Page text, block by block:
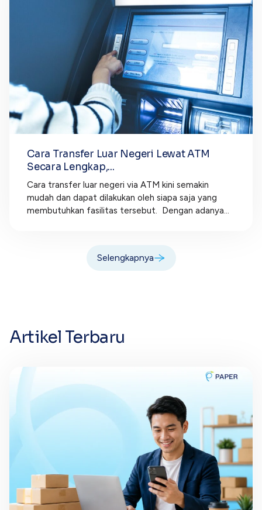
Cara Transfer Luar Negeri Lewat ATM
Secara Lengkap,...
Cara transfer luar negeri via ATM kini semakin
mudah dan dapat dilakukan oleh siapa saja yang
membutuhkan fasilitas tersebut. Dengan adanya...
Selengkapnya
Artikel Terbaru